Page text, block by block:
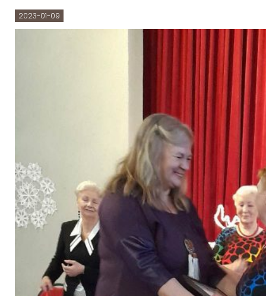
2023-01-09